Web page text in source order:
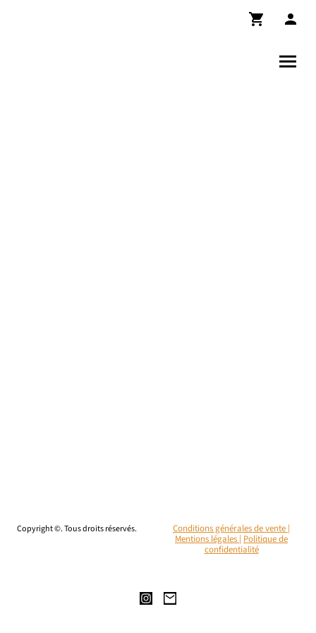
Copyright ©. Tous droits réservés.
Conditions générales de vente |
Mentions légales | Politique de
confidentialité